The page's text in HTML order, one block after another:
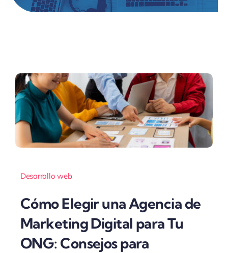
Desarrollo web
Cómo Elegir una Agencia de
Marketing Digital para Tu
ONG: Consejos para